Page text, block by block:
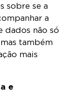
sobre se a
a
dados não só
também
mais
e